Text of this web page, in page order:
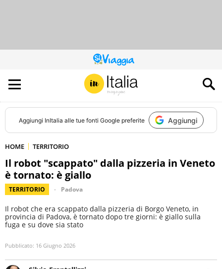
QUESTO
SITO
CONTRIBUISCE
ALL’AUDIENCE
DI
Aggiungi InItalia alle tue fonti Google preferite Aggiungi
HOME TERRITORIO
Il robot "scappato" dalla pizzeria in Veneto
è tornato: è giallo
TERRITORIO Padova
Il robot che era scappato dalla pizzeria di Borgo Veneto, in
provincia di Padova, è tornato dopo tre giorni: è giallo sulla
fuga e su dove sia stato
Pubblicato: 16 Giugno 2026